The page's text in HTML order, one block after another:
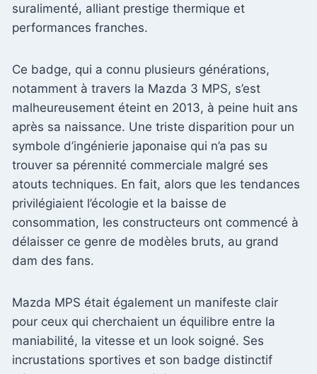
suralimenté, alliant prestige thermique et
performances franches.
Ce badge, qui a connu plusieurs générations,
notamment à travers la Mazda 3 MPS, s’est
malheureusement éteint en 2013, à peine huit ans
après sa naissance. Une triste disparition pour un
symbole d’ingénierie japonaise qui n’a pas su
trouver sa pérennité commerciale malgré ses
atouts techniques. En fait, alors que les tendances
privilégiaient l’écologie et la baisse de
consommation, les constructeurs ont commencé à
délaisser ce genre de modèles bruts, au grand
dam des fans.
Mazda MPS était également un manifeste clair
pour ceux qui cherchaient un équilibre entre la
maniabilité, la vitesse et un look soigné. Ses
incrustations sportives et son badge distinctif